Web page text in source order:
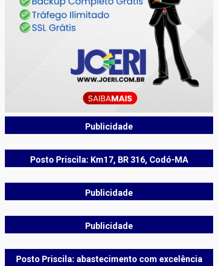
Publicidade
Posto Priscila: Km17, BR 316, Codó-MA
Publicidade
Publicidade
Posto Priscila: abastecimento com excelência